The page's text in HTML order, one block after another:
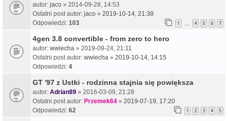
autor: jaco » 2014-09-28, 14:53
Ostatni post autor: jaco » 2019-10-14, 21:38
Odpowiedzi: 103 1 4 5 6 7
4gen 3.8 convertible - from zero to hero
autor: wwiecha » 2019-09-24, 21:11
Ostatni post autor: wwiecha » 2019-10-14, 14:15
Odpowiedzi: 4
GT '97 z Ustki - rodzinna stajnia się powiększa
autor: Adrian89 » 2016-03-09, 21:28
Ostatni post autor: Przemek64 » 2019-07-19, 17:20
Odpowiedzi: 62 1 2 3 4 5